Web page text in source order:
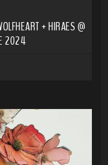
+ HIRAES @
2024